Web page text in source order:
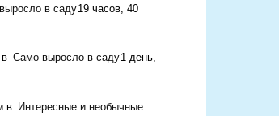
в саду19 часов, 40
в Само выросло в саду1 день,
в Интересные и необычные